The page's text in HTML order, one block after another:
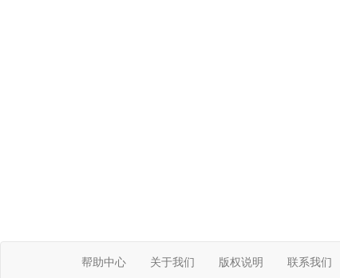
帮助中心 关于我们 版权说明 联系我们